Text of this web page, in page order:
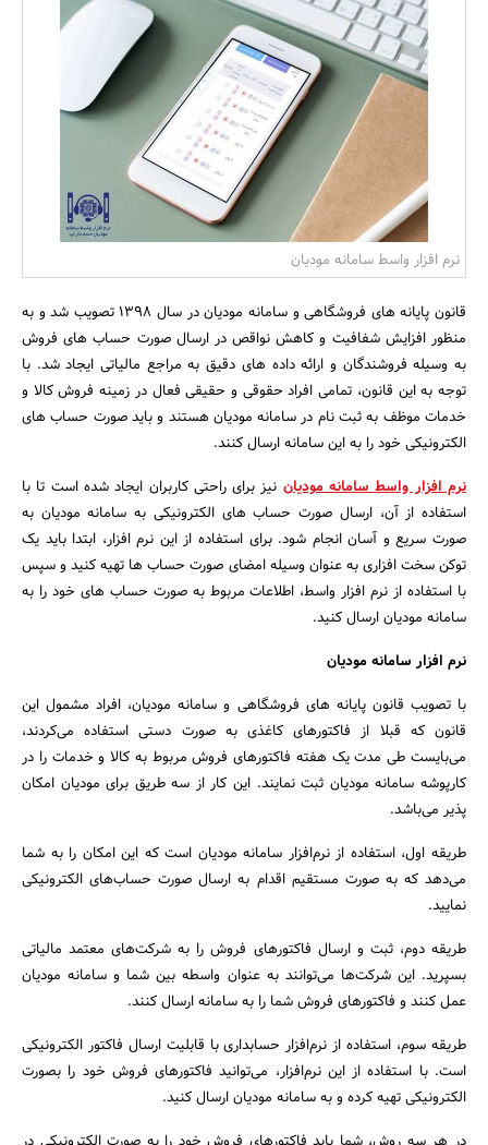
بانک، بیمه و سرمایه
مسکن و ساختمان
نرم افزار واسط سامانه مودیان
قانون پایانه های فروشگاهی و سامانه مودیان در سال 1398 تصویب شد و به
منظور افزایش شفافیت و کاهش نواقص در ارسال صورت حساب های فروش
به وسیله فروشندگان و ارائه داده های دقیق به مراجع مالیاتی ایجاد شد. با
توجه به این قانون، تمامی افراد حقوقی و حقیقی فعال در زمینه فروش کالا و
خدمات موظف به ثبت نام در سامانه مودیان هستند و باید صورت حساب های
الکترونیکی خود را به این سامانه ارسال کنند.
نرم افزار واسط سامانه مودیاننیز برای راحتی کاربران ایجاد شده است تا با
استفاده از آن، ارسال صورت حساب های الکترونیکی به سامانه مودیان به
صورت سریع و آسان انجام شود. برای استفاده از این نرم افزار، ابتدا باید یک
توکن سخت افزاری به عنوان وسیله امضای صورت حساب ها تهیه کنید و سپس
با استفاده از نرم افزار واسط، اطلاعات مربوط به صورت حساب های خود را به
سامانه مودیان ارسال کنید.
نرم افزار سامانه مودیان
با تصویب قانون پایانه های فروشگاهی و سامانه مودیان، افراد مشمول این
قانون که قبلا از فاکتورهای کاغذی به صورت دستی استفاده می‌کردند،
می‌بایست طی مدت یک هفته فاکتورهای فروش مربوط به کالا و خدمات را در
کارپوشه سامانه مودیان ثبت نمایند. این کار از سه طریق برای مودیان امکان
پذیر می‌باشد.
طریقه اول، استفاده از نرم‌افزار سامانه مودیان است که این امکان را به شما
می‌دهد که به صورت مستقیم اقدام به ارسال صورت حساب‌های الکترونیکی
نمایید.
طریقه دوم، ثبت و ارسال فاکتورهای فروش را به شرکت‌های معتمد مالیاتی
بسپرید. این شرکت‌ها می‌توانند به عنوان واسطه بین شما و سامانه مودیان
عمل کنند و فاکتورهای فروش شما را به سامانه ارسال کنند.
طریقه سوم، استفاده از نرم‌افزار حسابداری با قابلیت ارسال فاکتور الکترونیکی
است. با استفاده از این نرم‌افزار، می‌توانید فاکتورهای فروش خود را بصورت
الکترونیکی تهیه کرده و به سامانه مودیان ارسال کنید.